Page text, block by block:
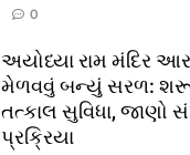
0
અયોધ્યા રામ મંદિર
મેળવવું બન્યું સરળ:
તત્કાલ સુવિધા, જાણો
પ્રક્રિયા
પાસપોર્ટ વેરિફિકેશન
મુક્તિ,ગુજરાતમાં
પ્રક્રિયા બની સરળ
GUJARAT TOP NEWS